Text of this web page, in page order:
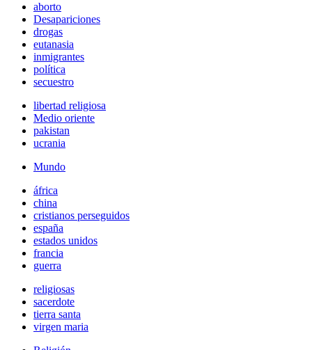
aborto
Desapariciones
drogas
eutanasia
inmigrantes
política
secuestro
libertad religiosa
Medio oriente
pakistan
ucrania
Mundo
áfrica
china
cristianos perseguidos
españa
estados unidos
francia
guerra
religiosas
sacerdote
tierra santa
virgen maria